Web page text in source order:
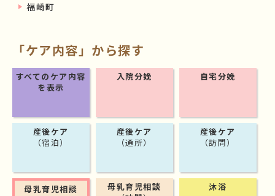
福崎町
「ケア内容」から探す
すべてのケア内容
を表示
入院分娩 自宅分娩
産後ケア
（宿泊）
産後ケア
（通所）
産後ケア
（訪問）
母乳育児相談
母乳育児相談
沐浴